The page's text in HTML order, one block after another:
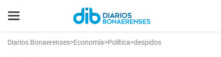
Diarios Bonaerenses>Economía>Política>despidos